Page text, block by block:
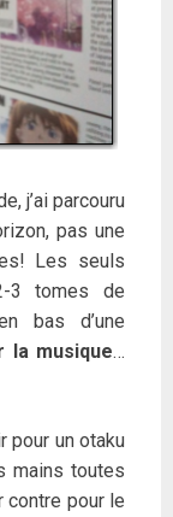
j’ai parcouru
pas une
Les seuls
3 tomes de
bas d’une
la musique…
pour un otaku
mains toutes
contre pour le